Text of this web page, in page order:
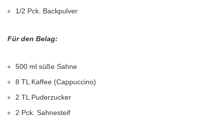
1/2 Pck. Backpulver
Für den Belag:
500 ml süße Sahne
8 TL Kaffee (Cappuccino)
2 TL Puderzucker
2 Pck. Sahnesteif